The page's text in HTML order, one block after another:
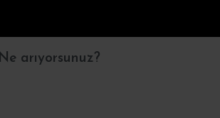
Ne arıyorsunuz?